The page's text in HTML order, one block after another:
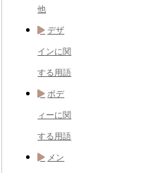
他
デザ
インに関
する用語
ボデ
ィーに関
する用語
メン